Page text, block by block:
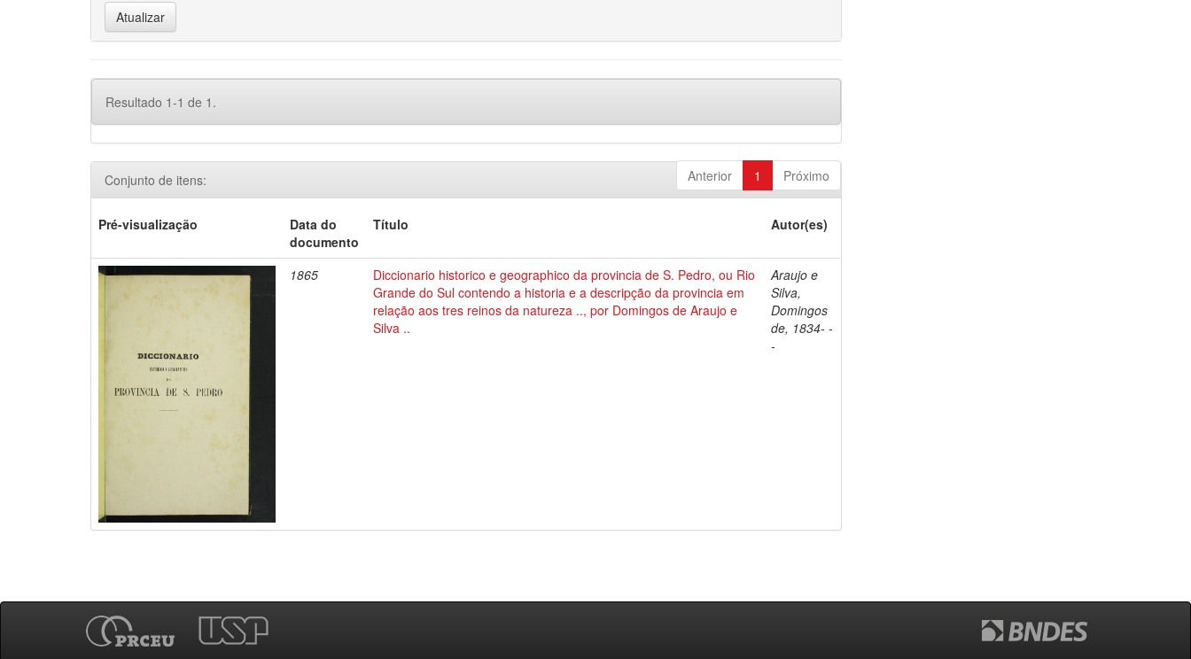
Resultado 1-1 de 1.
Anterior 1 Próximo
Conjunto de itens:
Pré-visualização
Data do
documento
Título Autor(es)
1865
Diccionario historico e geographico da provincia de S. Pedro, ou Rio
Grande do Sul contendo a historia e a descripção da provincia em
relação aos tres reinos da natureza .., por Domingos de Araujo e
Silva ..
Araujo e
Silva,
Domingos
de, 1834- -
-